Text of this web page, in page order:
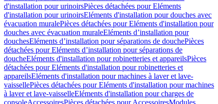
d'installation pour urinoirsPièces détachées pour Eléments
d'installation pour urinoirsEléments d'installation pour douches avec
évacuation muralePièces détachées pour Eléments d'installation pour
douches avec évacuation muraleEléments d’installation pour
douchesEléments d’installation pour séparations de douchePièces
détachées pour Eléments d’installation pour séparations de
doucheEléments d'installation pour robinetteries et appareilsPièces
détachées pour Eléments d'installation pour robinetteries et
appareilsEléments d'installation pour machines à laver et lave-
vaissellePièces détachées pour Eléments d'installation pour machines
à laver et lave-vaisselleEléments d'installation pour charges de
consoleAccessoiresPièces détachées pour AccessoiresModules